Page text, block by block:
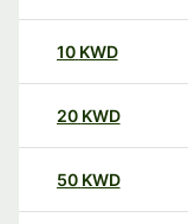
10 KWD
20 KWD
50 KWD